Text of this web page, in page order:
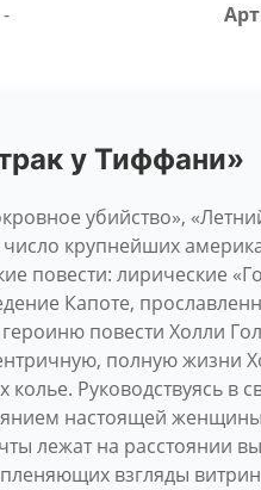
-
у Тиффани»
убийство»,
крупнейших
повести: лирические
Капоте,
повести Холли
полную жизни
Руководствуясь в
настоящей
лежат на расстоянии
взгляды